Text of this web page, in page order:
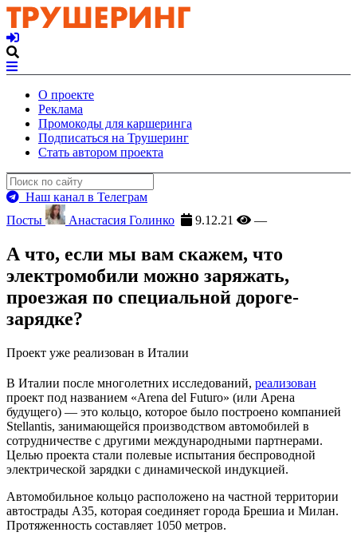
О проекте
Реклама
Промокоды для каршеринга
Подписаться на Трушеринг
Стать автором проекта
Наш канал в Телеграм
Посты
Анастасия Голинко 9.12.21 —
А что, если мы вам скажем, что
электромобили можно заряжать,
проезжая по специальной дороге-
зарядке?
Проект уже реализован в Италии
В Италии после многолетних исследований, реализован
проект под названием «Arena del Futuro» (или Арена
будущего) — это кольцо, которое было построено компанией
Stellantis, занимающейся производством автомобилей в
сотрудничестве с другими международными партнерами.
Целью проекта стали полевые испытания беспроводной
электрической зарядки с динамической индукцией.
Автомобильное кольцо расположено на частной территории
автострады A35, которая соединяет города Брешиа и Милан.
Протяженность составляет 1050 метров.